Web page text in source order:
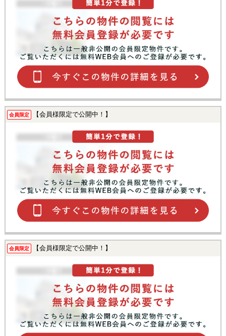
会員限定 【会員様限定で公開中！】
会員限定 【会員様限定で公開中！】